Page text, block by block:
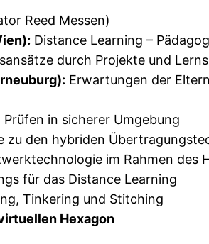
Reed Messen)
Distance Learning –
durch Projekte und
Erwartungen der
in sicherer Umgebung
zu den hybriden
im Rahmen des
für das Distance Learning
Tinkering und Stitching
Hexagon